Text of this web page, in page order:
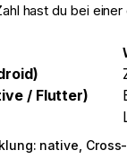
hast du bei
native,
/ Flutter)